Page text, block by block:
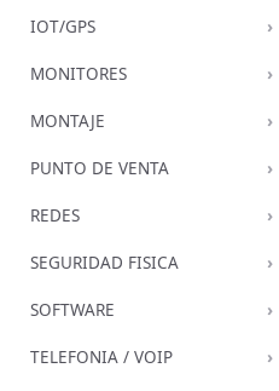
IOT/GPS ›
MONITORES ›
MONTAJE ›
PUNTO DE VENTA ›
REDES ›
SEGURIDAD FISICA ›
SOFTWARE ›
TELEFONIA / VOIP ›